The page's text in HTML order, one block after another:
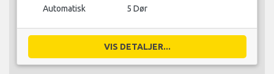
Automatisk 5 Dør
VIS DETALJER...